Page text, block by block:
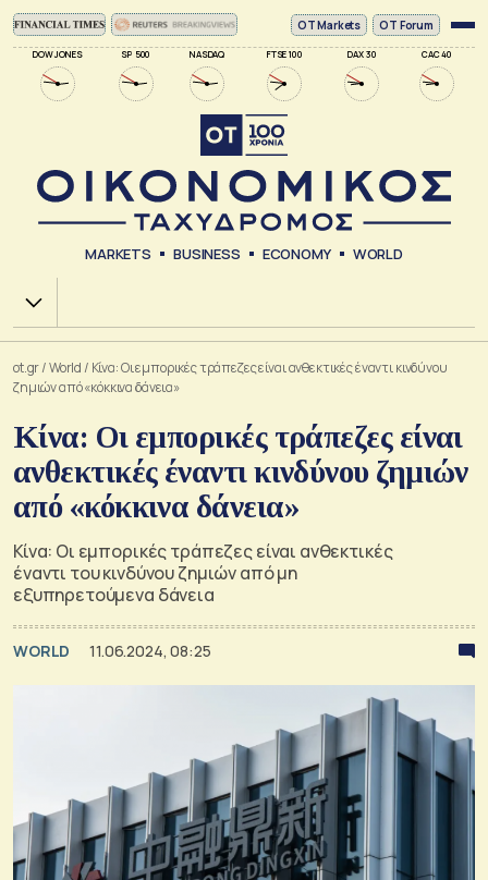
DOW JONES SP 500 NASDAQ FTSE 100 DAX 30 CAC 40
ΟΤ Markets OT Forum
MARKETS BUSINESS ECONOMY WORLD
Χ.Α.
ot.gr/World / Κίνα: Οι εμπορικές τράπεζες είναι ανθεκτικές έναντι κινδύνου
ζημιών από «κόκκινα δάνεια»
Κίνα: Οι εμπορικές τράπεζες είναι
ανθεκτικές έναντι κινδύνου ζημιών
από «κόκκινα δάνεια»
Κίνα: Οι εμπορικές τράπεζες είναι ανθεκτικές
έναντι του κινδύνου ζημιών από μη
εξυπηρετούμενα δάνεια
WORLD 11.06.2024, 08:25